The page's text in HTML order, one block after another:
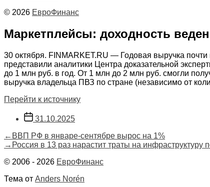
© 2026 ЕвроФинанс
Маркетплейсы: доходность
30 октября. FINMARKET.RU — Годовая выручка
представили аналитики Центра доказательной
до 1 млн руб. в год. От 1 млн до 2 млн руб. смогли
выручка владельца ПВЗ по стране (независимо от
Перейти к источнику
Дата
записи
31.10.2025
Навигация
по
записям
← Предыдущая
запись:
ВВП РФ в январе-сентябре вырос на 1%
→ Следующая
Россия в 13 раз нарастит траты на инфраструктуру
© 2006 - 2026 ЕвроФинанс
Тема от Anders Norén